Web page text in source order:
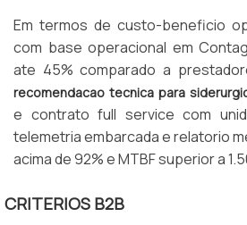
Em termos de custo-beneficio
com base operacional em
ate 45% comparado a
recomendacao tecnica para
e contrato full service com
telemetria embarcada e relatorio
acima de 92% e MTBF superior a
CRITERIOS B2B